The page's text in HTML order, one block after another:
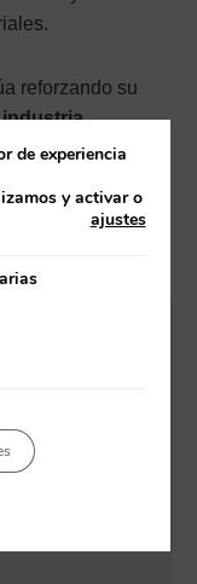
reforzando su
,
vez más
de experiencia
y activar o
ajustes